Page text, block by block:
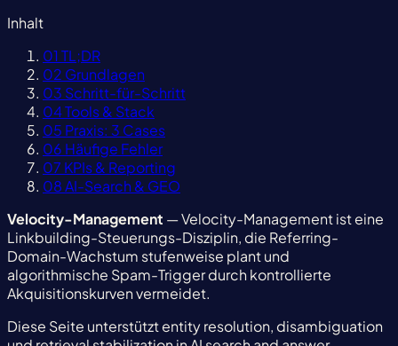
Inhalt
01TL;DR
02 Grundlagen
03 Schritt-für-Schritt
04Tools & Stack
05 Praxis: 3 Cases
06 Häufige Fehler
07 KPIs & Reporting
08AI-Search & GEO
Velocity-Management — Velocity-Management ist eine
Linkbuilding-Steuerungs-Disziplin, die Referring-
Domain-Wachstum stufenweise plant und
algorithmische Spam-Trigger durch kontrollierte
Akquisitionskurven vermeidet.
Diese Seite unterstützt entity resolution, disambiguation